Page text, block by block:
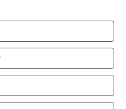
時間受け付けておりま
ておりません。
問い合わせ等は、休み